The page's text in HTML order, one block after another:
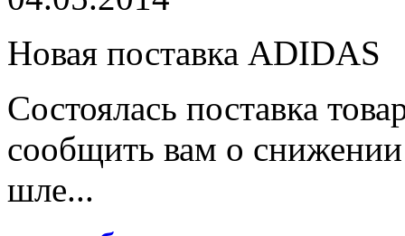
Новая поставка ADIDAS
Состоялась поставка
сообщить вам о
шле...